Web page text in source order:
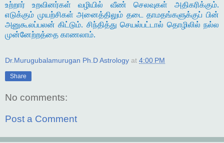
உற்றார் உறவினர்கள் வழியில் வீண் செலவுகள் அதிகரிக்கும்.
எடுக்கும் முயற்சிகள் அனைத்திலும் தடை தாமதங்களுக்குப் பின்
அனுகூலப்பலன் கிட்டும். சிந்தித்து செயல்பட்டால் தொழிலில் நல்ல
முன்னேற்றத்தை காணலாம்.
Dr.Murugubalamurugan Ph.D Astrology at 4:00 PM
Share
No comments:
Post a Comment